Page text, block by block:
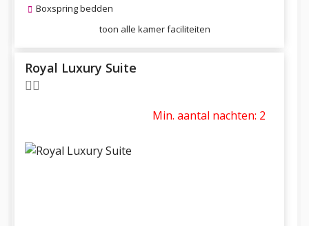
Boxspring bedden
toon alle kamer faciliteiten
Royal Luxury Suite
Min. aantal nachten: 2